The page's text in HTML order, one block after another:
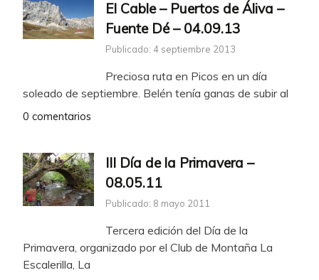
El Cable – Puertos de Áliva –
Fuente Dé – 04.09.13
Publicado: 4 septiembre 2013
Preciosa ruta en Picos en un día
soleado de septiembre. Belén tenía ganas de subir al
0 comentarios
III Día de la Primavera –
08.05.11
Publicado: 8 mayo 2011
Tercera edición del Día de la
Primavera, organizado por el Club de Montaña La
Escalerilla, La